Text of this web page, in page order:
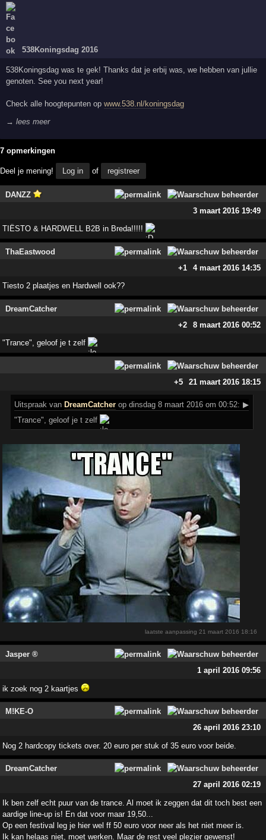
538Koningsdag 2016
538Koningsdag was te gek! Thanks dat je erbij was, we hebben van jullie
genoten. See you next year!
Check alle hoogtepunten opwww.538.nl/koningsdag
→ lees meer
7 opmerkingen
Deel je mening! Log in of registreer
DANZZ
3 maart 2016 19:49
TIËSTO & HARDWELL B2B in Breda!!!!!
ThaEastwood
+1
4 maart 2016 14:35
Tiesto 2 plaatjes en Hardwell ook??
DreamCatcher
+2
8 maart 2016 00:52
"Trance", geloof je t zelf
+5 21 maart 2016 18:15
Uitspraak vanDreamCatcher op dinsdag 8 maart 2016 om 00:52: ▶
"Trance", geloof je t zelf
laatste aanpassing21 maart 2016 18:16
Jasper ®
1 april 2016 09:56
ik zoek nog 2 kaartjes
M!KE-O
26 april 2016 23:10
Nog 2 hardcopy tickets over. 20 euro per stuk of 35 euro voor beide.
DreamCatcher
27 april 2016 02:19
Ik ben zelf echt puur van de trance. Al moet ik zeggen dat dit toch best een
aardige line-up is! En dat voor maar 19,50...
Op een festival leg je hier wel ff 50 euro voor neer als het niet meer is.
Ik kan helaas niet, moet werken. Maar de rest veel plezier gewenst!